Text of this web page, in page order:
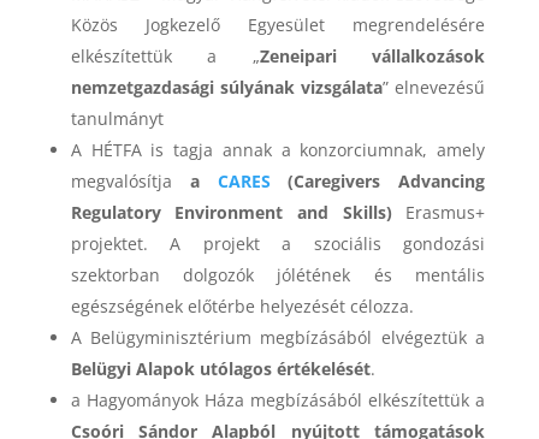
Közös Jogkezelő Egyesület megrendelésére
elkészítettük a „Zeneipari vállalkozások
nemzetgazdasági súlyának vizsgálata” elnevezésű
tanulmányt
A HÉTFA is tagja annak a konzorciumnak, amely
megvalósítja a CARES (Caregivers Advancing
Regulatory Environment and Skills) Erasmus+
projektet. A projekt a szociális gondozási
szektorban dolgozók jólétének és mentális
egészségének előtérbe helyezését célozza.
A Belügyminisztérium megbízásából elvégeztük a
Belügyi Alapok utólagos értékelését.
a Hagyományok Háza megbízásából elkészítettük a
Csoóri Sándor Alapból nyújtott támogatások